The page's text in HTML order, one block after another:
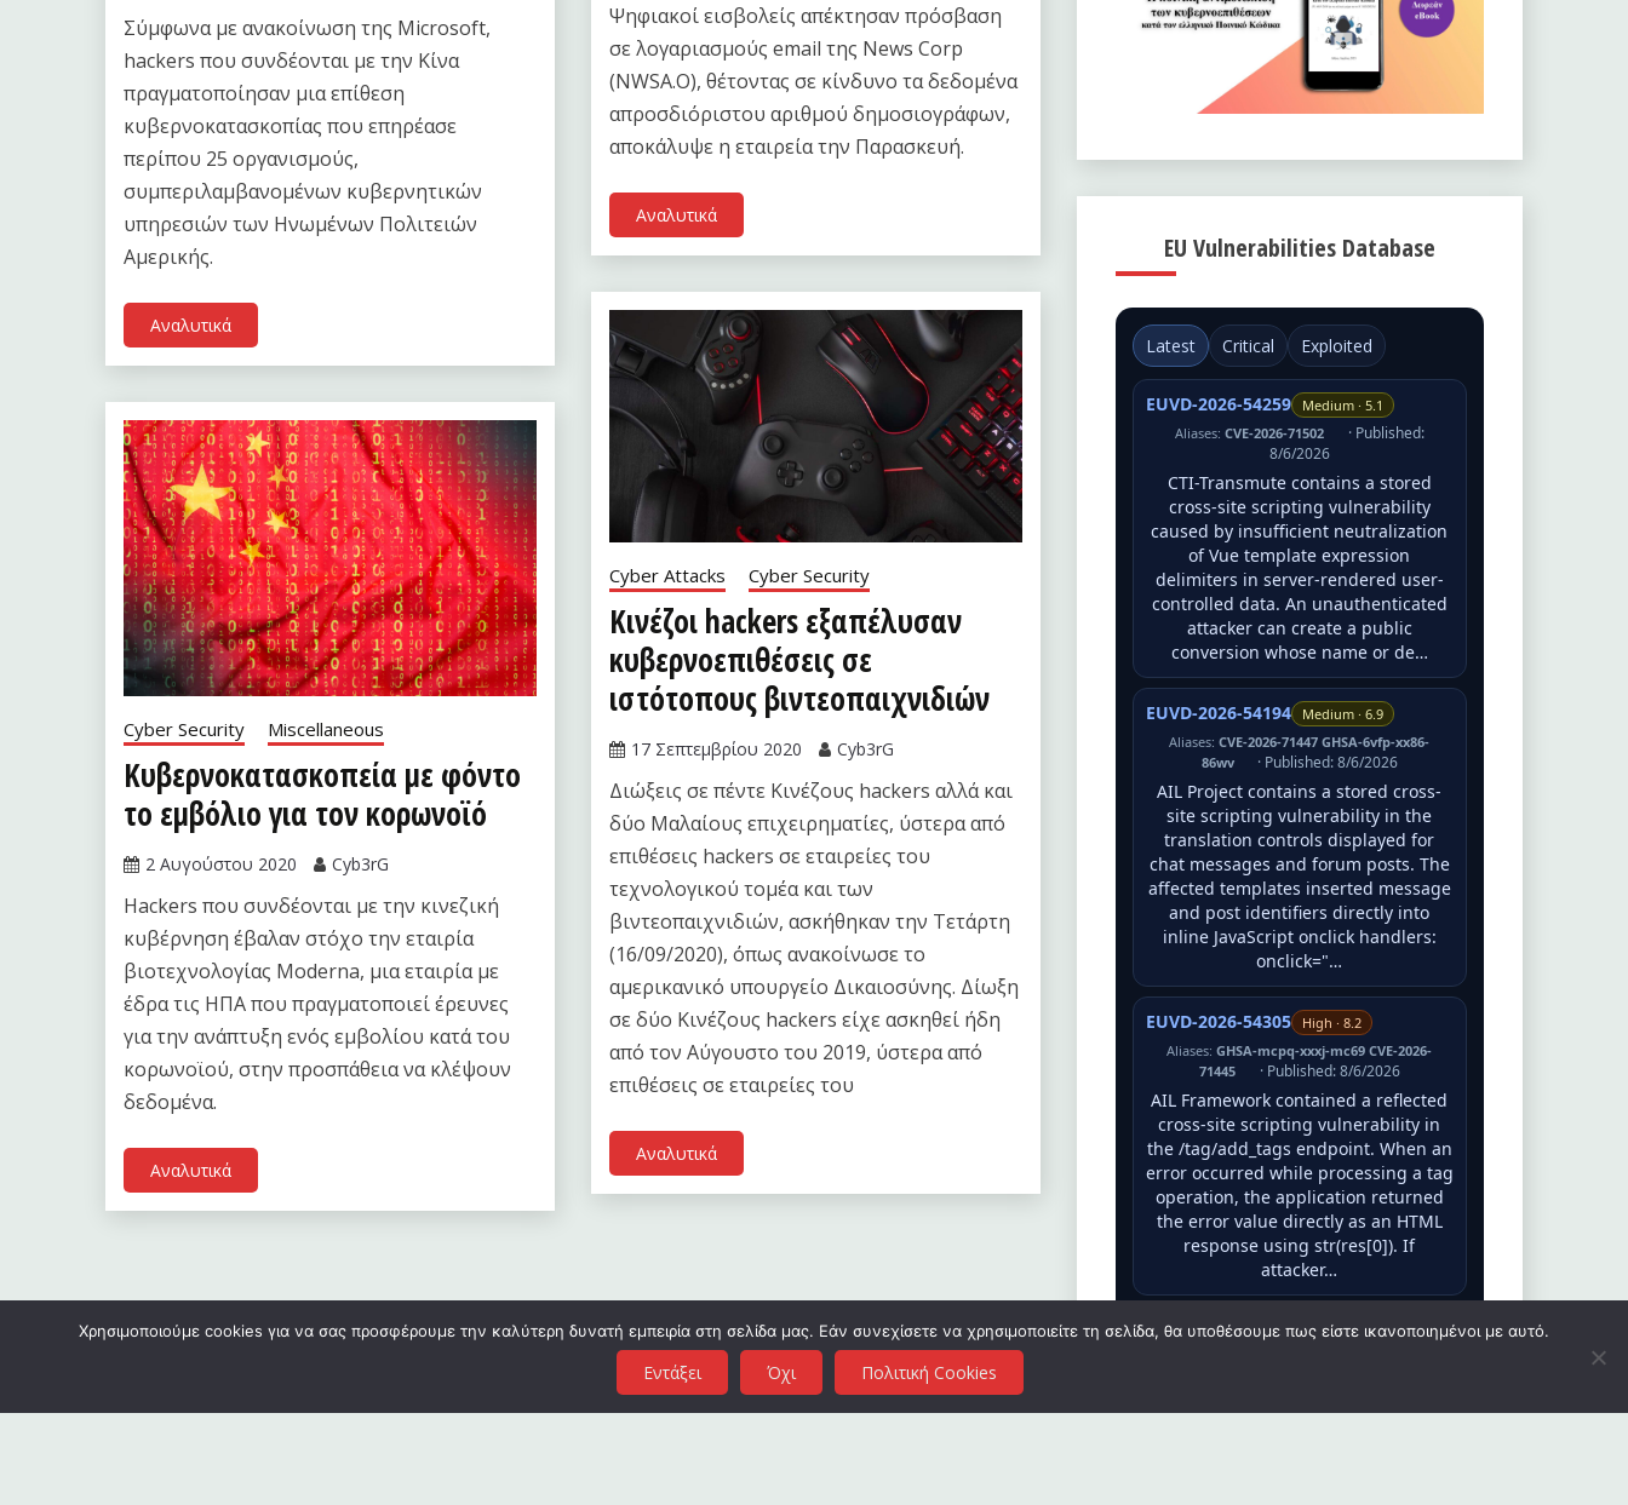
Σύμφωνα με ανακοίνωση της Microsoft,
hackers που συνδέονται με την Κίνα
πραγματοποίησαν μια επίθεση
κυβερνοκατασκοπίας που επηρέασε
περίπου 25 οργανισμούς,
συμπεριλαμβανομένων κυβερνητικών
υπηρεσιών των Ηνωμένων Πολιτειών
Αμερικής.
Αναλυτικά
Ψηφιακοί εισβολείς απέκτησαν πρόσβαση
σε λογαριασμούς email της News Corp
(NWSA.O), θέτοντας σε κίνδυνο τα δεδομένα
απροσδιόριστου αριθμού δημοσιογράφων,
αποκάλυψε η εταιρεία την Παρασκευή.
Αναλυτικά
Cyber Attacks Cyber Security
Κινέζοι hackers εξαπέλυσαν
κυβερνοεπιθέσεις σε
ιστότοπους βιντεοπαιχνιδιών
17 Σεπτεμβρίου 2020 Cyb3rG
Διώξεις σε πέντε Κινέζους hackers αλλά και
δύο Μαλαίους επιχειρηματίες, ύστερα από
επιθέσεις hackers σε εταιρείες του
τεχνολογικού τομέα και των
βιντεοπαιχνιδιών, ασκήθηκαν την Τετάρτη
(16/09/2020), όπως ανακοίνωσε το
αμερικανικό υπουργείο Δικαιοσύνης. Δίωξη
σε δύο Κινέζους hackers είχε ασκηθεί ήδη
από τον Αύγουστο του 2019, ύστερα από
επιθέσεις σε εταιρείες του
Αναλυτικά
Cyber Security Miscellaneous
Κυβερνοκατασκοπεία με φόντο
το εμβόλιο για τον κορωνοϊό
2 Αυγούστου 2020 Cyb3rG
Hackers που συνδέονται με την κινεζική
κυβέρνηση έβαλαν στόχο την εταιρία
βιοτεχνολογίας Moderna, μια εταιρία με
έδρα τις ΗΠΑ που πραγματοποιεί έρευνες
για την ανάπτυξη ενός εμβολίου κατά του
κορωνοϊού, στην προσπάθεια να κλέψουν
δεδομένα.
Αναλυτικά
EU Vulnerabilities Database
Latest Critical Exploited
EUVD-2026-54259
Medium · 5.1
Aliases:CVE-2026-71502
· Published:
8/6/2026
CTI-Transmute contains a stored
cross-site scripting vulnerability
caused by insufficient neutralization
of Vue template expression
delimiters in server-rendered user-
controlled data. An unauthenticated
attacker can create a public
conversion whose name or de…
EUVD-2026-54194
Medium · 6.9
Aliases:CVE-2026-71447 GHSA-6vfp-xx86-
86wv
· Published: 8/6/2026
AIL Project contains a stored cross-
site scripting vulnerability in the
translation controls displayed for
chat messages and forum posts. The
affected templates inserted message
and post identifiers directly into
inline JavaScript onclick handlers:
onclick="…
EUVD-2026-54305
High · 8.2
Aliases:GHSA-mcpq-xxxj-mc69 CVE-2026-
71445
· Published: 8/6/2026
AIL Framework contained a reflected
cross-site scripting vulnerability in
the /tag/add_tags endpoint. When an
error occurred while processing a tag
operation, the application returned
the error value directly as an HTML
response using str(res[0]). If
attacker…
EUVD-2026-54184 Medium · 6.9
AIL Framework contains a stored
Χρησιμοποιούμε cookies για να σας προσφέρουμε την καλύτερη δυνατή εμπειρία στη σελίδα μας. Εάν συνεχίσετε να χρησιμοποιείτε τη σελίδα, θα υποθέσουμε πως είστε ικανοποιημένοι με αυτό.
Εντάξει Όχι Πολιτική Cookies